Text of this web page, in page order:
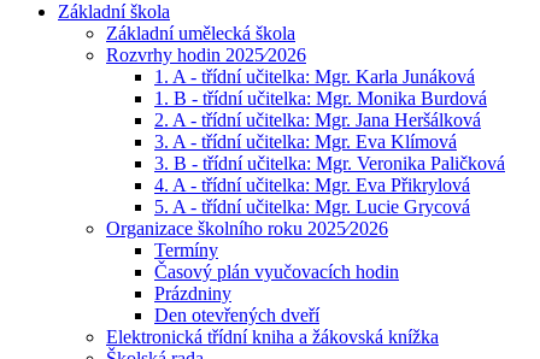
Základní škola
Základní umělecká škola
Rozvrhy hodin 2025⁄2026
1. A - třídní učitelka: Mgr. Karla Junáková
1. B - třídní učitelka: Mgr. Monika Burdová
2. A - třídní učitelka: Mgr. Jana Heršálková
3. A - třídní učitelka: Mgr. Eva Klímová
3. B - třídní učitelka: Mgr. Veronika Paličková
4. A - třídní učitelka: Mgr. Eva Přikrylová
5. A - třídní učitelka: Mgr. Lucie Grycová
Organizace školního roku 2025⁄2026
Termíny
Časový plán vyučovacích hodin
Prázdniny
Den otevřených dveří
Elektronická třídní kniha a žákovská knížka